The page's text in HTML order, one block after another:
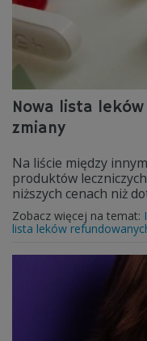
Nowa lista
zmiany
Na liście między
produktów
niższych cenach niż
Zobacz więcej na temat:
lista leków